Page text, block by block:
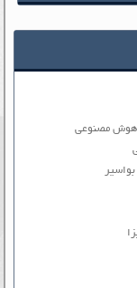
هوش مصنوعی